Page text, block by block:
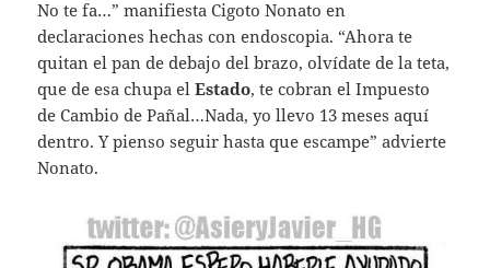
No te fa…” manifiesta Cigoto Nonato en
declaraciones hechas con endoscopia. “Ahora te
quitan el pan de debajo del brazo, olvídate de la teta,
que de esa chupa elEstado, te cobran el Impuesto
de Cambio de Pañal…Nada, yo llevo 13 meses aquí
dentro. Y pienso seguir hasta que escampe” advierte
Nonato.